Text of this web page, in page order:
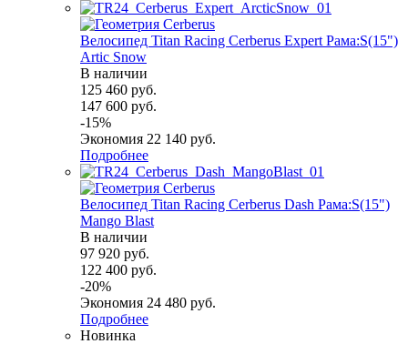
Велосипед Titan Racing Cerberus Expert Рама:S(15")
Artic Snow
В наличии
125 460 руб.
147 600 руб.
-15%
Экономия 22 140 руб.
Подробнее
Велосипед Titan Racing Cerberus Dash Рама:S(15")
Mango Blast
В наличии
97 920 руб.
122 400 руб.
-20%
Экономия 24 480 руб.
Подробнее
Новинка